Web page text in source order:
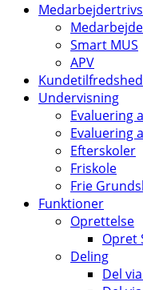
Smart MUS
APV
Kundetilfredshed
Undervisning
Evaluering
Evaluering
Efterskoler
Friskole
Frie
Funktioner
Oprettelse
Opret
Deling
Del